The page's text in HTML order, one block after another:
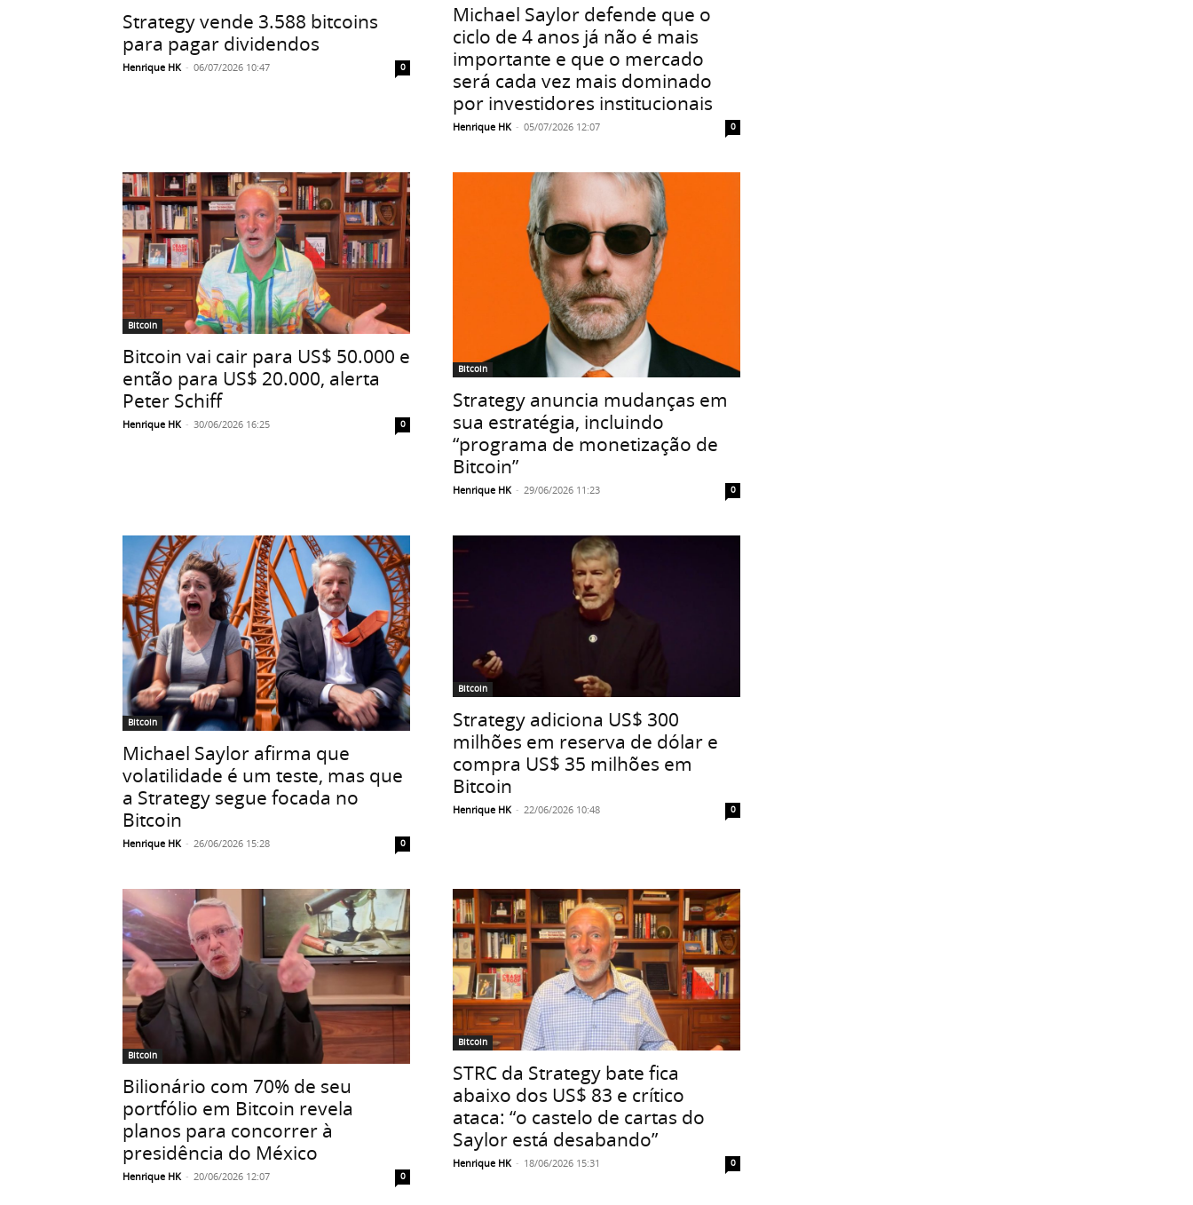
Strategy vende 3.588 bitcoins
para pagar dividendos
Henrique HK - 06/07/2026 10:47 0
Michael Saylor defende que o
ciclo de 4 anos já não é mais
importante e que o mercado
será cada vez mais dominado
por investidores institucionais
Henrique HK - 05/07/2026 12:07 0
Bitcoin
Bitcoin vai cair para US$ 50.000 e
então para US$ 20.000, alerta
Peter Schiff
Henrique HK - 30/06/2026 16:25 0
Bitcoin
Strategy anuncia mudanças em
sua estratégia, incluindo
“programa de monetização de
Bitcoin”
Henrique HK - 29/06/2026 11:23 0
Bitcoin
Michael Saylor afirma que
volatilidade é um teste, mas que
a Strategy segue focada no
Bitcoin
Henrique HK - 26/06/2026 15:28 0
Bitcoin
Strategy adiciona US$ 300
milhões em reserva de dólar e
compra US$ 35 milhões em
Bitcoin
Henrique HK - 22/06/2026 10:48 0
Bitcoin
Bilionário com 70% de seu
portfólio em Bitcoin revela
planos para concorrer à
presidência do México
Henrique HK - 20/06/2026 12:07 0
Bitcoin
STRC da Strategy bate fica
abaixo dos US$ 83 e crítico
ataca: “o castelo de cartas do
Saylor está desabando”
Henrique HK - 18/06/2026 15:31 0